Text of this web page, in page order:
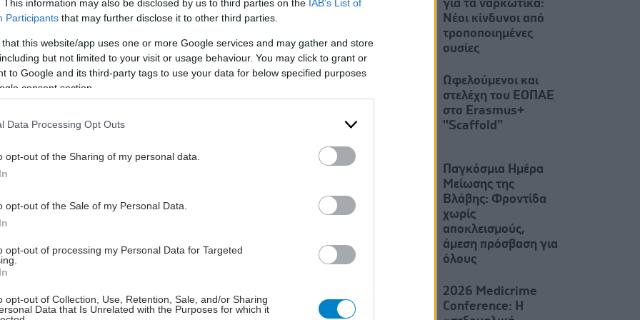
This information may also be disclosed by us to third parties on the IAB’s List of
Participants that may further disclose it to other third parties.
that this website/app uses one or more Google services and may gather and store
but not limited to your visit or usage behaviour. You may click to grant or
to Google and its third-party tags to use your data for below specified purposes
consent section.
Data Processing Opt Outs
opt-out of the Sharing of my personal data.
opt-out of the Sale of my Personal Data.
opt-out of processing my Personal Data for Targeted
opt-out of Collection, Use, Retention, Sale, and/or Sharing
Data that Is Unrelated with the Purposes for which it
συμπεριφορών, έχοντας εντάξει πλέον στο
εθισμό). Βασικό μέλημα των υπηρεσιών του
η διασφάλιση της απρόσκοπτης, δημόσιας και
όλων των πολιτών σε όλες τις θεραπευτικές
κάθε περιοχή της χώρας.
του ΕΟΠΑΕ αλλάζει τον τρόπο που μέχρι σήμερα
η εξάρτηση και οι εθισμοί. Πλέον ολιστικά και
ο ΕΟΠΑΕ εστιάζει στην κάλυψη των
των υπηρεσιών σε κάθε πόλη. Μία σημαντική
καινοτομία είναι ότι πλέον υιοθετείται ο όρος
αναφορά, όπως τοξικομανής,
κ.α. Αυτό είναι μία πολύ σημαντική πρόοδος για την
πανευρωπαϊκά. Πλέον γίνεται λόγος για
εθισμούς και εξαρτητικές συμπεριφορές. Στη
για τα ναρκωτικά:
Νέοι κίνδυνοι από
τροποποιημένες
ουσίες
Ωφελούμενοι και
στελέχη του ΕΟΠΑΕ
στο Erasmus+
''Scaffold''
Παγκόσμια Ημέρα
Μείωσης της
Βλάβης: Φροντίδα
χωρίς
αποκλεισμούς,
άμεση πρόσβαση για
όλους
2026 Medicrime
Conference: Η